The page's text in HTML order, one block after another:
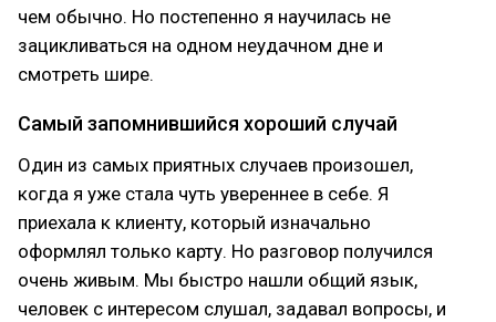
чем обычно. Но постепенно я научилась не
зацикливаться на одном неудачном дне и
смотреть шире.
Самый запомнившийся хороший случай
Один из самых приятных случаев произошел,
когда я уже стала чуть увереннее в себе. Я
приехала к клиенту, который изначально
оформлял только карту. Но разговор получился
очень живым. Мы быстро нашли общий язык,
человек с интересом слушал, задавал вопросы, и